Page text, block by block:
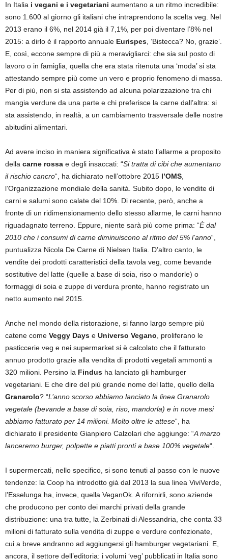
In Italia i vegani e i vegetariani aumentano a un ritmo incredibile:
sono 1.600 al giorno gli italiani che intraprendono la scelta veg. Nel
2013 erano il 6%, nel 2014 già il 7,1%, per poi diventare l’8% nel
2015: a dirlo è il rapporto annuale Eurispes, ‘Bistecca? No, grazie’.
E, così, eccone sempre di più a meravigliarci: che sia sul posto di
lavoro o in famiglia, quella che era stata ritenuta una ‘moda’ si sta
attestando sempre più come un vero e proprio fenomeno di massa.
Per di più, non si sta assistendo ad alcuna polarizzazione tra chi
mangia verdure da una parte e chi preferisce la carne dall’altra: si
sta assistendo, in realtà, a un cambiamento trasversale delle nostre
abitudini alimentari.
Ad avere inciso in maniera significativa è stato l’allarme a proposito
della carne rossa e degli insaccati: “Si tratta di cibi che aumentano
il rischio cancro“, ha dichiarato nell’ottobre 2015 l’OMS,
l’Organizzazione mondiale della sanità. Subito dopo, le vendite di
carni e salumi sono calate del 10%. Di recente, però, anche a
fronte di un ridimensionamento dello stesso allarme, le carni hanno
riguadagnato terreno. Eppure, niente sarà più come prima: “È dal
2010 che i consumi di carne diminuiscono al ritmo del 5% l’anno“,
puntualizza Nicola De Carne di Nielsen Italia. D’altro canto, le
vendite dei prodotti caratteristici della tavola veg, come bevande
sostitutive del latte (quelle a base di soia, riso o mandorle) o
formaggi di soia e zuppe di verdura pronte, hanno registrato un
netto aumento nel 2015.
Anche nel mondo della ristorazione, si fanno largo sempre più
catene come Veggy Days e Universo Vegano, proliferano le
pasticcerie veg e nei supermarket si è calcolato che il fatturato
annuo prodotto grazie alla vendita di prodotti vegetali ammonti a
320 milioni. Persino la Findus ha lanciato gli hamburger
vegetariani. E che dire del più grande nome del latte, quello della
Granarolo? “L’anno scorso abbiamo lanciato la linea Granarolo
vegetale (bevande a base di soia, riso, mandorla) e in nove mesi
abbiamo fatturato per 14 milioni. Molto oltre le attese“, ha
dichiarato il presidente Gianpiero Calzolari che aggiunge: “A marzo
lanceremo burger, polpette e piatti pronti a base 100% vegetale“.
I supermercati, nello specifico, si sono tenuti al passo con le nuove
tendenze: la Coop ha introdotto già dal 2013 la sua linea ViviVerde,
l’Esselunga ha, invece, quella VeganOk. A rifornirli, sono aziende
che producono per conto dei marchi privati della grande
distribuzione: una tra tutte, la Zerbinati di Alessandria, che conta 33
milioni di fatturato sulla vendita di zuppe e verdure confezionate,
cui a breve andranno ad aggiungersi gli hamburger vegetariani. E,
ancora, il settore dell’editoria: i volumi ‘veg’ pubblicati in Italia sono